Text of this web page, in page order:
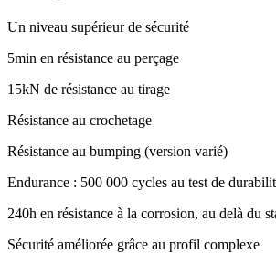
Un niveau supérieur de sécurité
5min en résistance au perçage
15kN de résistance au tirage
Résistance au crochetage
Résistance au bumping (version varié)
Endurance : 500 000 cycles au test de
240h en résistance à la corrosion, au delà du
Sécurité améliorée grâce au profil complexe